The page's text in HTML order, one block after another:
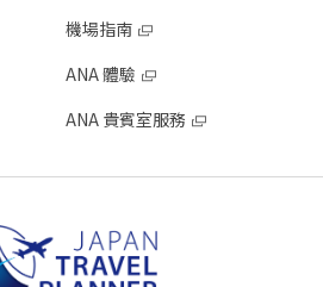
機場指南
ANA 體驗
ANA 貴賓室服務